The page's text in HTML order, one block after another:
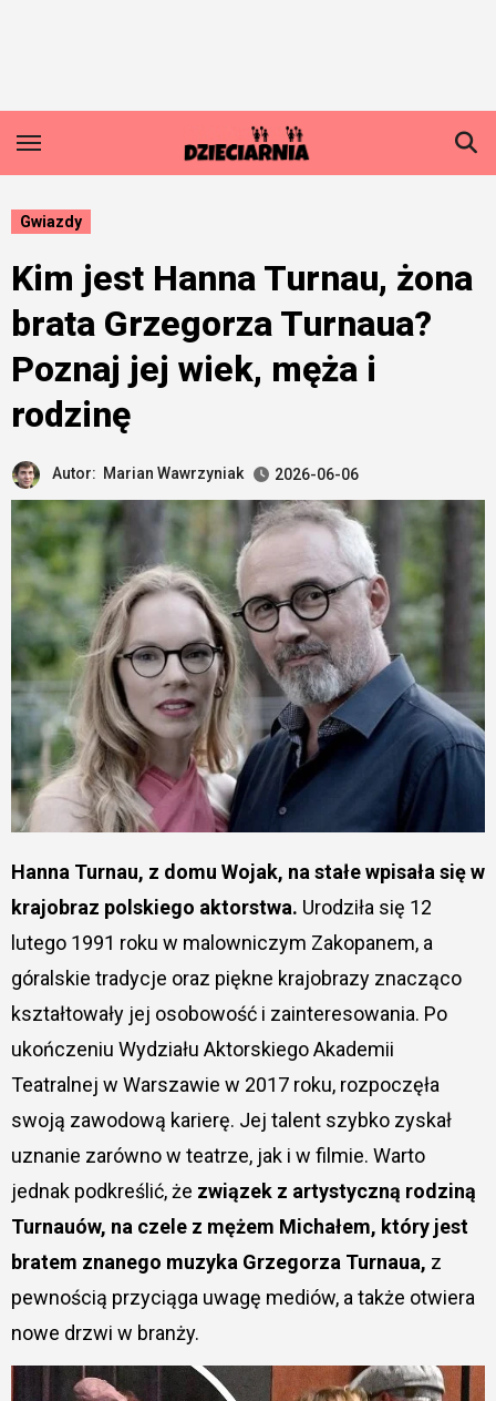
Gwiazdy
Kim jest Hanna Turnau, żona
brata Grzegorza Turnaua?
Poznaj jej wiek, męża i
rodzinę
Autor: Marian Wawrzyniak 2026-06-06
Hanna Turnau, z domu Wojak, na stałe wpisała się w
krajobraz polskiego aktorstwa. Urodziła się 12
lutego 1991 roku w malowniczym Zakopanem, a
góralskie tradycje oraz piękne krajobrazy znacząco
kształtowały jej osobowość i zainteresowania. Po
ukończeniu Wydziału Aktorskiego Akademii
Teatralnej w Warszawie w 2017 roku, rozpoczęła
swoją zawodową karierę. Jej talent szybko zyskał
uznanie zarówno w teatrze, jak i w filmie. Warto
jednak podkreślić, że związek z artystyczną rodziną
Turnauów, na czele z mężem Michałem, który jest
bratem znanego muzyka Grzegorza Turnaua, z
pewnością przyciąga uwagę mediów, a także otwiera
nowe drzwi w branży.